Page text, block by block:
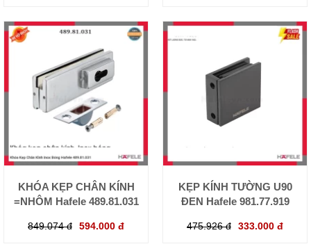
KHÓA KẸP CHÂN KÍNH
=NHÔM Hafele 489.81.031
849.074 đ 594.000 đ
KẸP KÍNH TƯỜNG U90
ĐEN Hafele 981.77.919
475.926 đ 333.000 đ